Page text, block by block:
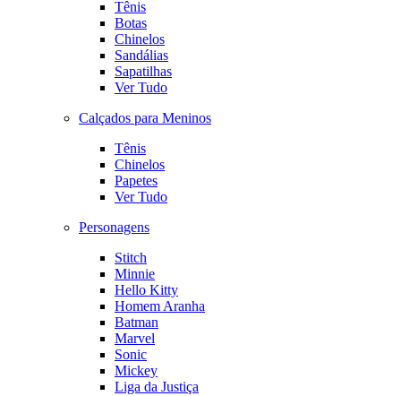
Tênis
Botas
Chinelos
Sandálias
Sapatilhas
Ver Tudo
Calçados para Meninos
Tênis
Chinelos
Papetes
Ver Tudo
Personagens
Stitch
Minnie
Hello Kitty
Homem Aranha
Batman
Marvel
Sonic
Mickey
Liga da Justiça